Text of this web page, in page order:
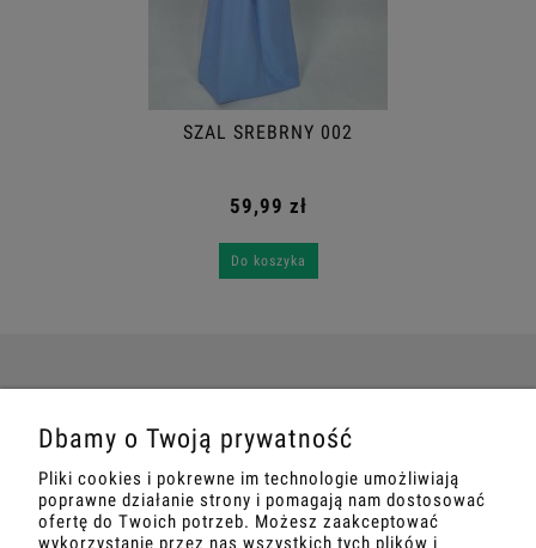
SZAL SREBRNY 002
59,99 zł
Do koszyka
POMOC
MOJE KONTO
Dbamy o Twoją prywatność
Pliki cookies i pokrewne im technologie umożliwiają
poprawne działanie strony i pomagają nam dostosować
ofertę do Twoich potrzeb. Możesz zaakceptować
wykorzystanie przez nas wszystkich tych plików i